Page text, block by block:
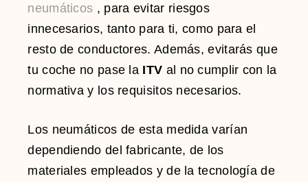
neumáticos , para evitar riesgos
innecesarios, tanto para ti, como para el
resto de conductores. Además, evitarás que
tu coche no pase la ITV al no cumplir con la
normativa y los requisitos necesarios.
Los neumáticos de esta medida varían
dependiendo del fabricante, de los
materiales empleados y de la tecnología de